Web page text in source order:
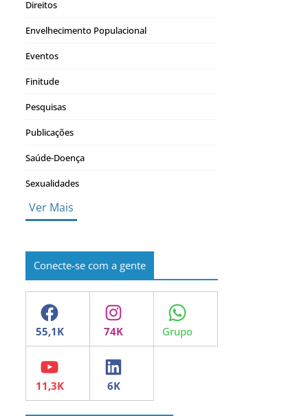
Direitos
Envelhecimento Populacional
Eventos
Finitude
Pesquisas
Publicações
Saúde-Doença
Sexualidades
Ver Mais
Conecte-se com a gente
Facebook Instagram WhatsApp
YouTube LinkedIn